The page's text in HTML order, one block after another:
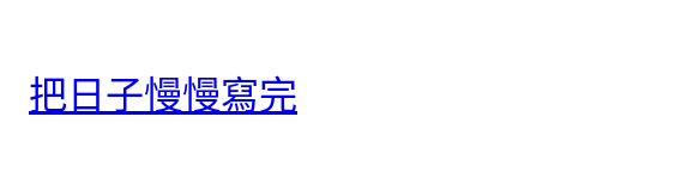
把日子慢慢寫完